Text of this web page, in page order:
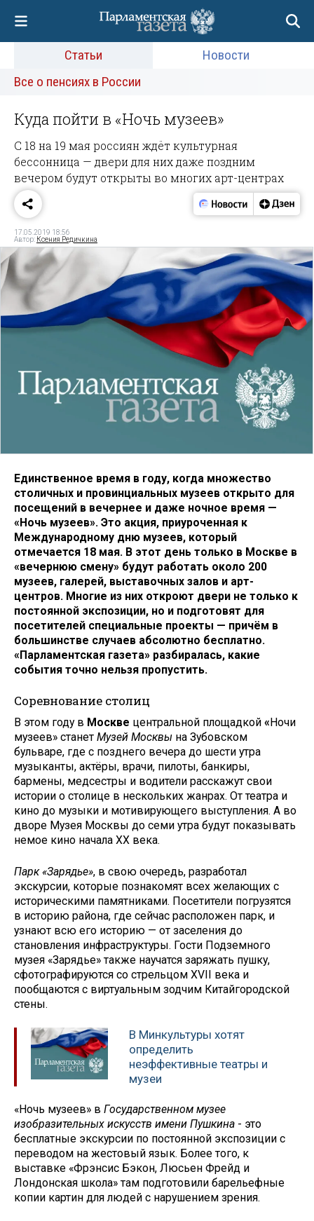
Статьи
Новости
Все о пенсиях в России
Куда пойти в «Ночь музеев»
С 18 на 19 мая россиян ждёт культурная
бессонница — двери для них даже поздним
вечером будут открыты во многих арт-центрах
17.05.2019 18:56
Автор: Ксения Редичкина
Единственное время в году, когда множество
столичных и провинциальных музеев открыто для
посещений в вечернее и даже ночное время —
«Ночь музеев». Это акция, приуроченная к
Международному дню музеев, который
отмечается 18 мая. В этот день только в Москве в
«вечернюю смену» будут работать около 200
музеев, галерей, выставочных залов и арт-
центров. Многие из них откроют двери не только к
постоянной экспозиции, но и подготовят для
посетителей специальные проекты — причём в
большинстве случаев абсолютно бесплатно.
«Парламентская газета» разбиралась, какие
события точно нельзя пропустить.
Соревнование столиц
В этом году в Москве центральной площадкой «Ночи
музеев» станет Музей Москвы на Зубовском
бульваре, где с позднего вечера до шести утра
музыканты, актёры, врачи, пилоты, банкиры,
бармены, медсестры и водители расскажут свои
истории о столице в нескольких жанрах. От театра и
кино до музыки и мотивирующего выступления. А во
дворе Музея Москвы до семи утра будут показывать
немое кино начала XX века.
Парк «Зарядье», в свою очередь, разработал
экскурсии, которые познакомят всех желающих с
историческими памятниками. Посетители погрузятся
в историю района, где сейчас расположен парк, и
узнают всю его историю — от заселения до
становления инфраструктуры. Гости Подземного
музея «Зарядье» также научатся заряжать пушку,
сфотографируются со стрельцом XVII века и
пообщаются с виртуальным зодчим Китайгородской
стены.
В Минкультуры хотят
определить
неэффективные театры и
музеи
«Ночь музеев» в Государственном музее
изобразительных искусств имени Пушкина - это
бесплатные экскурсии по постоянной экспозиции с
переводом на жестовый язык. Более того, к
выставке «Фрэнсис Бэкон, Люсьен Фрейд и
Лондонская школа» там подготовили барельефные
копии картин для людей с нарушением зрения.